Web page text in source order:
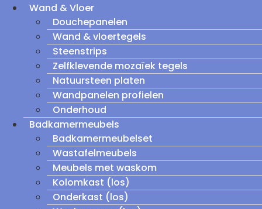
Wand & Vloer
Douchepanelen
Wand & vloertegels
Steenstrips
Zelfklevende mozaïek tegels
Natuursteen platen
Wandpanelen profielen
Onderhoud
Badkamermeubels
Badkamermeubelset
Wastafelmeubels
Meubels met waskom
Kolomkast (los)
Onderkast (los)